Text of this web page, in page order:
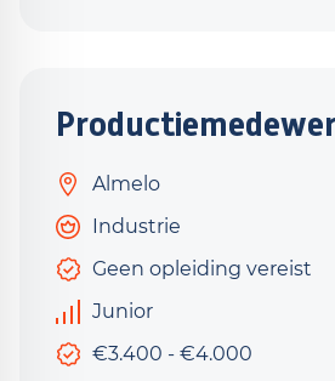
Almelo
Industrie
Geen opleiding vereist
Junior
€3.400 - €4.000